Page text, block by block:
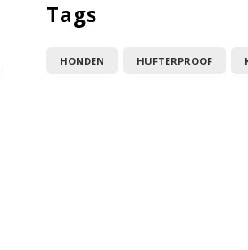
Tags
HONDEN HUFTERPROOF